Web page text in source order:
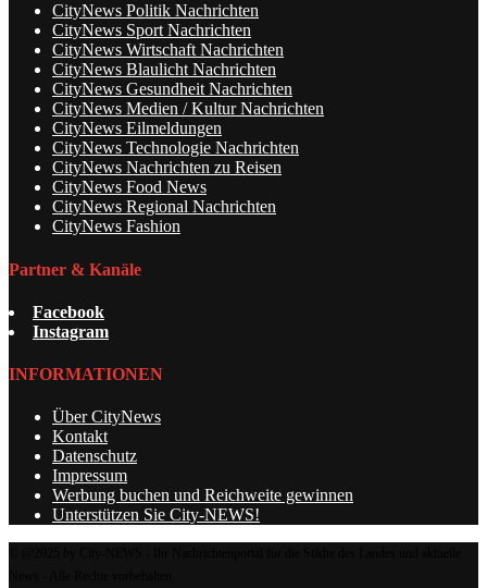
CityNews Politik Nachrichten
CityNews Sport Nachrichten
CityNews Wirtschaft Nachrichten
CityNews Blaulicht Nachrichten
CityNews Gesundheit Nachrichten
CityNews Medien / Kultur Nachrichten
CityNews Eilmeldungen
CityNews Technologie Nachrichten
CityNews Nachrichten zu Reisen
CityNews Food News
CityNews Regional Nachrichten
CityNews Fashion
Partner & Kanäle
Facebook
Instagram
INFORMATIONEN
Über CityNews
Kontakt
Datenschutz
Impressum
Werbung buchen und Reichweite gewinnen
Unterstützen Sie City-NEWS!